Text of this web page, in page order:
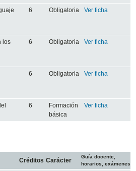
6 Obligatoria Ver ficha
los
6 Obligatoria Ver ficha
6 Obligatoria Ver ficha
6
Formación
básica
Ver ficha
Créditos Carácter
Guía docente,
horarios, exámenes